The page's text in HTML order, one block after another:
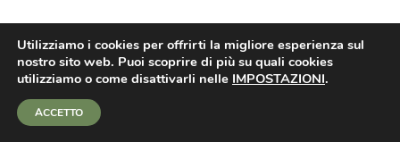
Calciatori Non Espulsi
Ammonizione (Ii Infr)
Utilizziamo i cookies per offrirti la migliore esperienza sul
nostro sito web. Puoi scoprire di più su quali cookies
utilizziamo o come disattivarli nelle IMPOSTAZIONI.
ACCETTO